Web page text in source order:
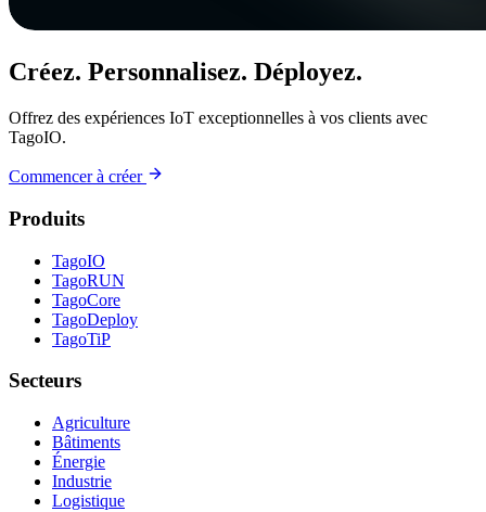
Créez. Personnalisez. Déployez.
Offrez des expériences IoT exceptionnelles à vos clients avec
TagoIO.
Commencer à créer
Produits
TagoIO
TagoRUN
TagoCore
TagoDeploy
TagoTiP
Secteurs
Agriculture
Bâtiments
Énergie
Industrie
Logistique